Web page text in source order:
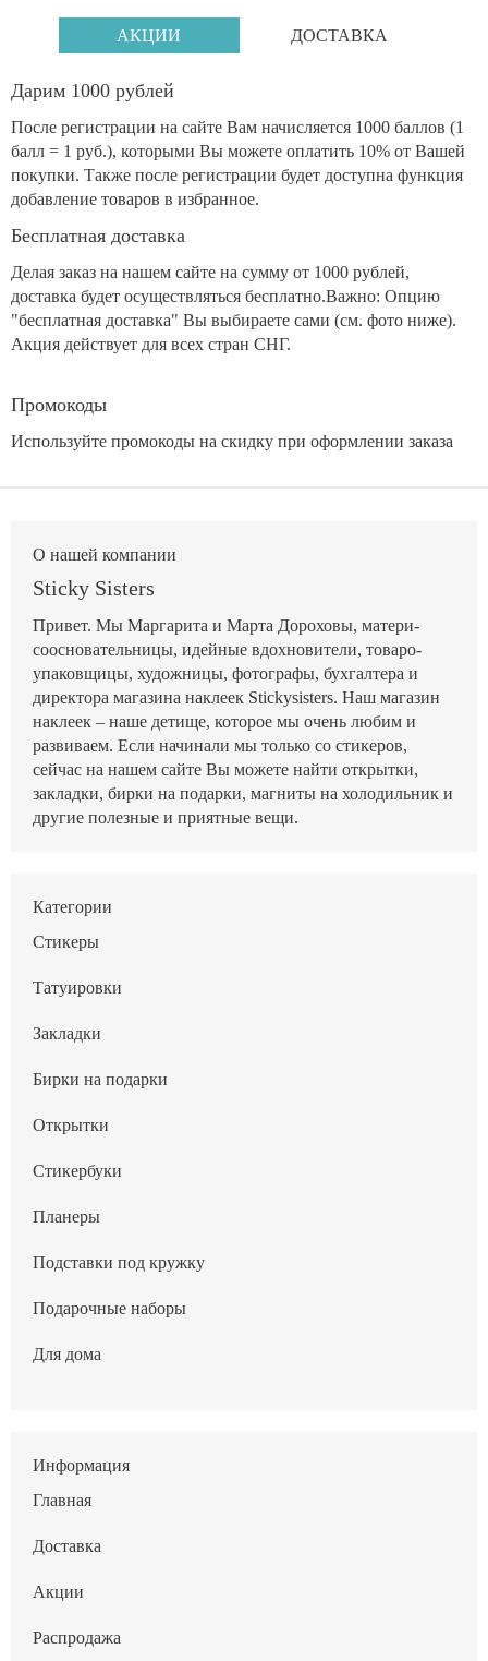
АКЦИИ ДОСТАВКА
Дарим 1000 рублей
После регистрации на сайте Вам начисляется 1000 баллов (1
балл = 1 руб.), которыми Вы можете оплатить 10% от Вашей
покупки. Также после регистрации будет доступна функция
добавление товаров в избранное.
Бесплатная доставка
Делая заказ на нашем сайте на сумму от 1000 рублей,
доставка будет осуществляться бесплатно.Важно: Опцию
"бесплатная доставка" Вы выбираете сами (см. фото ниже).
Акция действует для всех стран СНГ.
Промокоды
Используйте промокоды на скидку при оформлении заказа
О нашей компании
Sticky Sisters
Привет. Мы Маргарита и Марта Дороховы, матери-
соосновательницы, идейные вдохновители, товаро-
упаковщицы, художницы, фотографы, бухгалтера и
директора магазина наклеек Stickysisters. Наш магазин
наклеек – наше детище, которое мы очень любим и
развиваем. Если начинали мы только со стикеров,
сейчас на нашем сайте Вы можете найти открытки,
закладки, бирки на подарки, магниты на холодильник и
другие полезные и приятные вещи.
Категории
Стикеры
Татуировки
Закладки
Бирки на подарки
Открытки
Стикербуки
Планеры
Подставки под кружку
Подарочные наборы
Для дома
Информация
Главная
Доставка
Акции
Распродажа